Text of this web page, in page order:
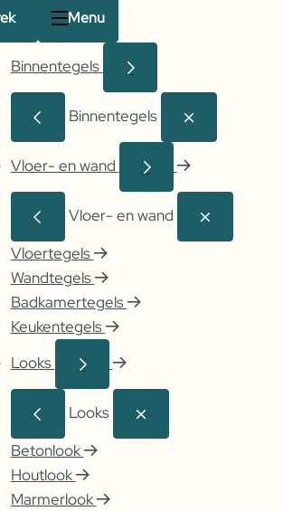
Menu
Binnentegels
Binnentegels
Vloer- en wand
Vloer- en wand
Vloertegels
Wandtegels
Badkamertegels
Keukentegels
Looks
Looks
Betonlook
Houtlook
Marmerlook